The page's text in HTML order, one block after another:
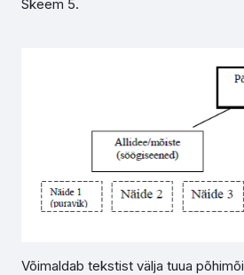
Skeem 5.
Võimaldab tekstist välja tuua